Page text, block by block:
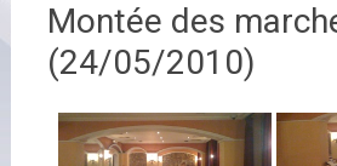
Montée des
(24/05/2010)